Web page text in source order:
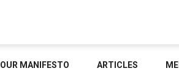
OUR MANIFESTO ARTICLES